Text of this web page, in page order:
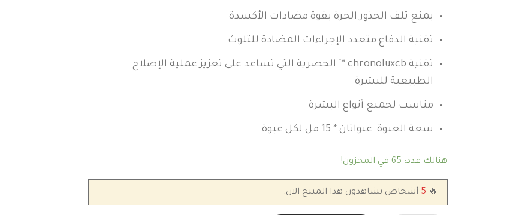
يمنع تلف الجذور الحرة بقوة مضادات الأكسدة
تقنية الدفاع متعدد الإجراءات المضادة للتلوث
تقنية chronoluxcb ™ الحصرية التي تساعد على تعزيز عملية الإصلاح
الطبيعية للبشرة
مناسب لجميع أنواع البشرة
سعة العبوة: عبواتان * 15 مل لكل عبوة
هنالك عدد: 65 في المخزون!
🔥
5 أشخاص يشاهدون هذا المنتج الآن.